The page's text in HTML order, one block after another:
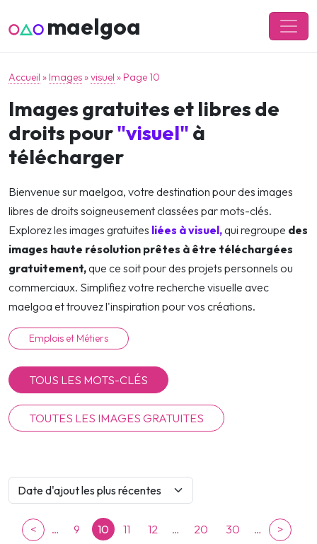
maelgoa
Accueil » Images»visuel » Page 10
Images gratuites et libres de
droits pour"visuel"à
télécharger
Bienvenue sur maelgoa, votre destination pour des images
libres de droits soigneusement classées par mots-clés.
Explorez les images gratuites liées à visuel,qui regroupe des
images haute résolution prêtes à être téléchargées
gratuitement,que ce soit pour des projets personnels ou
commerciaux. Simplifiez votre recherche visuelle avec
maelgoa et trouvez l'inspiration pour vos créations.
Emplois et Métiers
TOUS LES MOTS-CLÉS
TOUTES LES IMAGES GRATUITES
< … 9 10 11 12 … 20 30 … >